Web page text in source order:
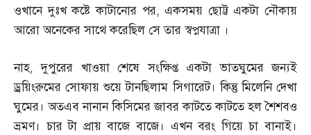
ওখানে দুঃখ কষ্টে কাটানোর পর,একসময় ছোট্ট একটা নৌকায়
আরো অনেকের সাথে করেছিল সে তার স্বপ্নযাত্রা ।
নাহ,দুপুরের খাওয়া শেষে সংক্ষিপ্ত একটা ভাতঘুমের জন্যই
ড্রয়িংরুমের সোফায় শুয়ে টানছিলাম সিগারেট। কিন্তু মিলেনি দেখা
ঘুমের। অতএব নানান কিসিমের জাবর কাটতে কাটতে হল শৈশবও
ভ্রমণ। চার টা প্রায় বাজে বাজে। এখন বরং গিয়ে চা বানাই।